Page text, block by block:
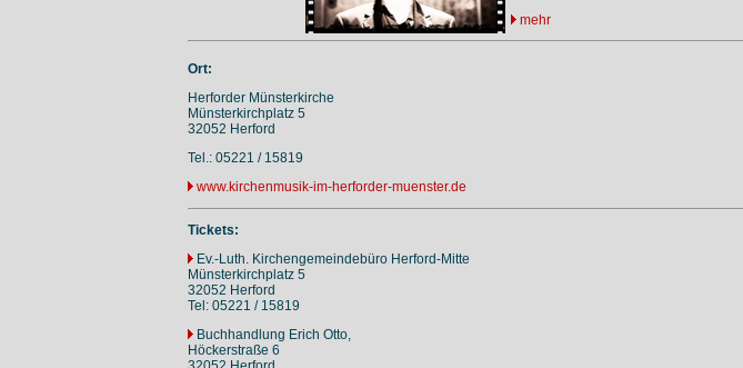
mehr
Ort:
Herforder Münsterkirche
Münsterkirchplatz 5
32052 Herford
Tel.: 05221 / 15819
www.kirchenmusik-im-herforder-muenster.de
Tickets:
Ev.-Luth. Kirchengemeindebüro Herford-Mitte
Münsterkirchplatz 5
32052 Herford
Tel: 05221 / 15819
Buchhandlung Erich Otto,
Höckerstraße 6